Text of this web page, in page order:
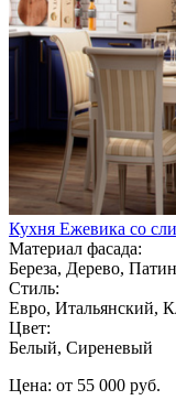
Кухня Ежевика со
Материал фасада:
Береза, Дерево,
Стиль:
Евро, Итальянский,
Цвет:
Белый, Сиреневый
Цена: от 55 000 руб.